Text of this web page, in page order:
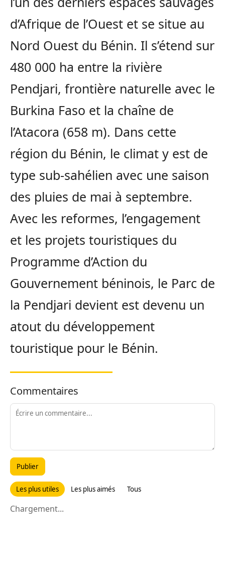
d’Afrique de l’Ouest et se situe au
Nord Ouest du Bénin. Il s’étend sur
480 000 ha entre la rivière
Pendjari, frontière naturelle avec le
Burkina Faso et la chaîne de
l’Atacora (658 m). Dans cette
région du Bénin, le climat y est de
type sub-sahélien avec une saison
des pluies de mai à septembre.
Avec les reformes, l’engagement
et les projets touristiques du
Programme d’Action du
Gouvernement béninois, le Parc de
la Pendjari devient est devenu un
atout du développement
touristique pour le Bénin.
Commentaires
Publier
Les plus utiles Les plus aimés Tous
Chargement...